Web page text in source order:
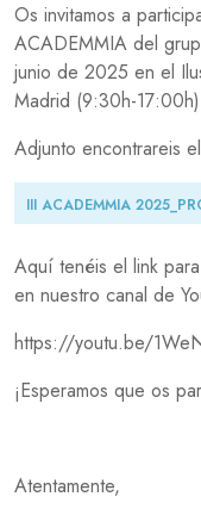
Os invitamos a
ACADEMMIA del
junio de 2025 en el
Madrid (9:30h-
Adjunto encontrareis
Document
III ACADEMMIA
Aquí tenéis el link
en nuestro canal de
https://youtu.be/
¡Esperamos que os
Atentamente,